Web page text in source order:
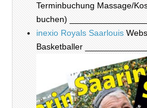
Terminbuchung Massage/
buchen)
inexio Royals Saarlouis
Basketballer